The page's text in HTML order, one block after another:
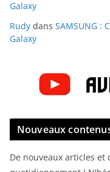
Galaxy
Rudy dans SAMSUNG :
Galaxy
Nouveaux
De nouveaux articles